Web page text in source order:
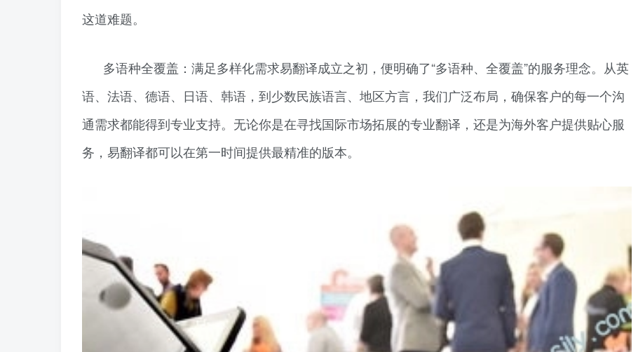
这道难题。
多语种全覆盖：满足多样化需求易翻译成立之初，便明确了“多语种、全覆盖”的服务理念。从英
语、法语、德语、日语、韩语，到少数民族语言、地区方言，我们广泛布局，确保客户的每一个沟
通需求都能得到专业支持。无论你是在寻找国际市场拓展的专业翻译，还是为海外客户提供贴心服
务，易翻译都可以在第一时间提供最精准的版本。